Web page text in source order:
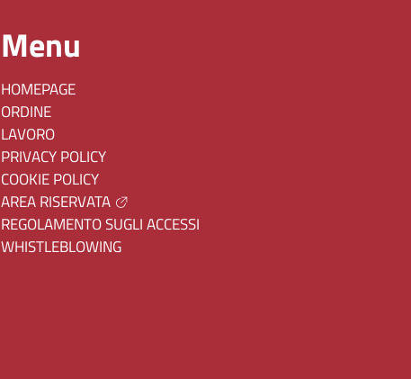
Menu
HOMEPAGE
ORDINE
LAVORO
PRIVACY POLICY
COOKIE POLICY
AREA RISERVATA
REGOLAMENTO SUGLI ACCESSI
WHISTLEBLOWING